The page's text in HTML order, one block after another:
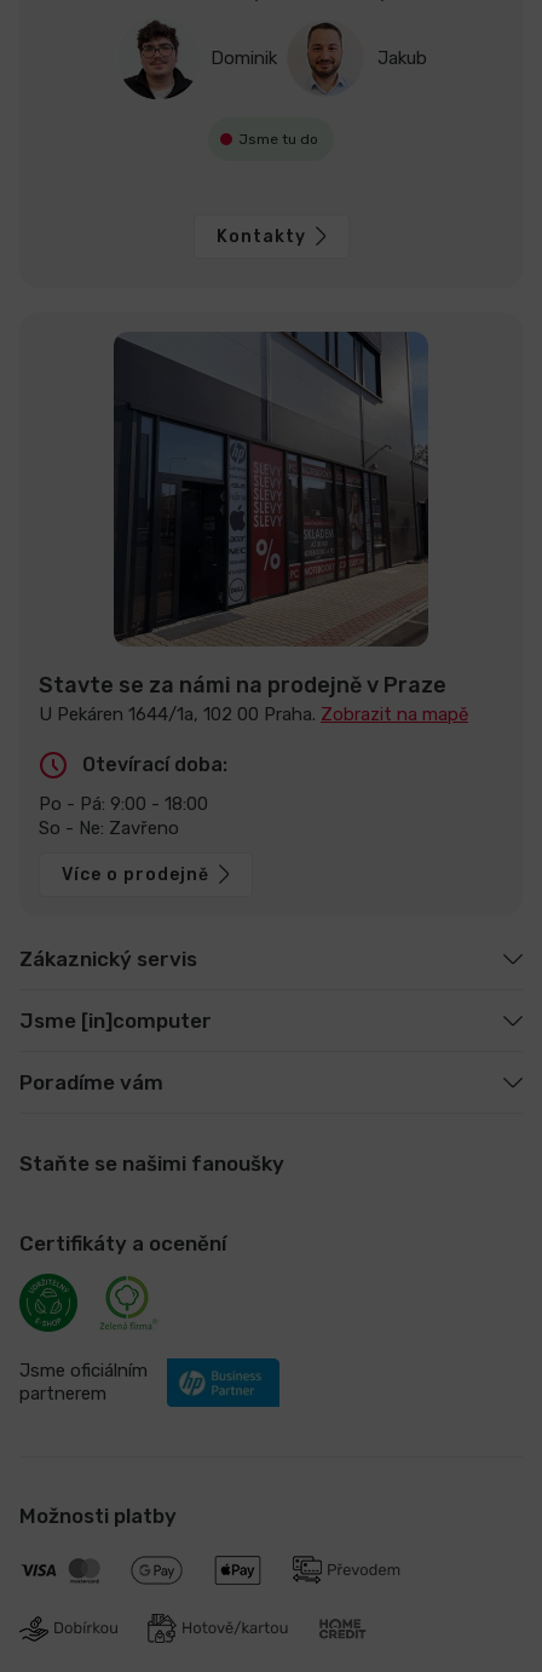
Dominik Jakub
Jsme tu do
Kontakty
Stavte se za námi na prodejně v Praze
U Pekáren 1644/1a, 102 00 Praha. Zobrazit na mapě
Otevírací doba:
Po - Pá: 9:00 - 18:00
So - Ne: Zavřeno
Více o prodejně
Zákaznický servis
Jsme [in]computer
Poradíme vám
Staňte se našimi fanoušky
Certifikáty a ocenění
Jsme oficiálním
partnerem
Možnosti platby